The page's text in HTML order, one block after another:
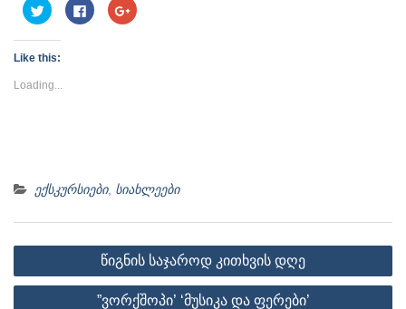
Click
to
on
Twitter
(Opens
new
window)
Click
to
Click
to
Like this:
Loading...
ექსკურსიები, სიახლეები
პოსტის
ნავიგაცია
წიგნის საჯაროდ კითხვის დღე
”ვორქშოპი’ ‘მუსიკა და ფერები’